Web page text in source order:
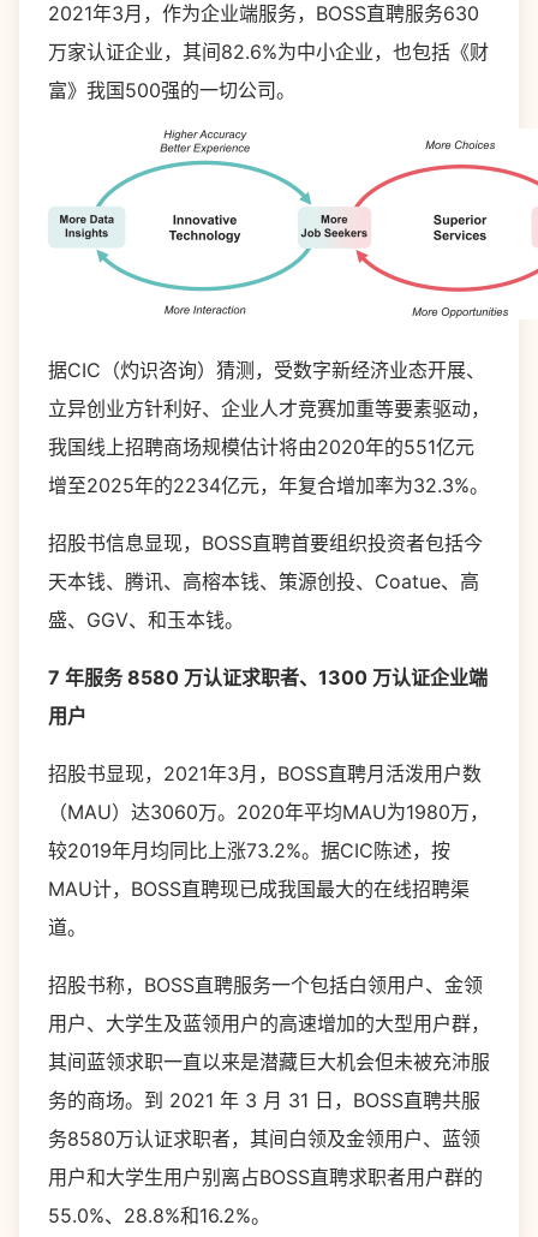
2021年3月，作为企业端服务，BOSS直聘服务630
万家认证企业，其间82.6%为中小企业，也包括《财
富》我国500强的一切公司。
据CIC（灼识咨询）猜测，受数字新经济业态开展、
立异创业方针利好、企业人才竞赛加重等要素驱动，
我国线上招聘商场规模估计将由2020年的551亿元
增至2025年的2234亿元，年复合增加率为32.3%。
招股书信息显现，BOSS直聘首要组织投资者包括今
天本钱、腾讯、高榕本钱、策源创投、Coatue、高
盛、GGV、和玉本钱。
7 年服务 8580 万认证求职者、1300 万认证企业端
用户
招股书显现，2021年3月，BOSS直聘月活泼用户数
（MAU）达3060万。2020年平均MAU为1980万，
较2019年月均同比上涨73.2%。据CIC陈述，按
MAU计，BOSS直聘现已成我国最大的在线招聘渠
道。
招股书称，BOSS直聘服务一个包括白领用户、金领
用户、大学生及蓝领用户的高速增加的大型用户群，
其间蓝领求职一直以来是潜藏巨大机会但未被充沛服
务的商场。到 2021 年 3 月 31 日，BOSS直聘共服
务8580万认证求职者，其间白领及金领用户、蓝领
用户和大学生用户别离占BOSS直聘求职者用户群的
55.0%、28.8%和16.2%。